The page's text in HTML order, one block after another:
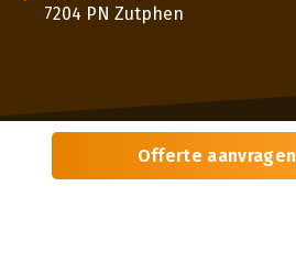
Offerte aanvragen
7204 PN Zutphen
© 2026